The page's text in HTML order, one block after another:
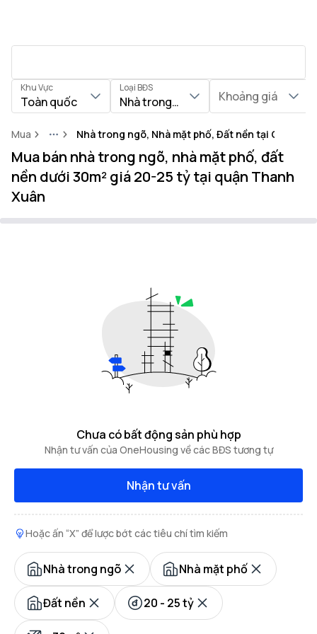
Khu Vực
Toàn quốc
Loại BĐS
Nhà trong ngõ, Nhà mặt phố, Đất nền
Khoảng giá
Mua MoreNhà trong ngõ, Nhà mặt phố, Đất nền tại Quận
Mua bán nhà trong ngõ, nhà mặt phố, đất
nền dưới 30m² giá 20-25 tỷ tại quận Thanh
Xuân
Chưa có bất động sản phù hợp
Nhận tư vấn của OneHousing về các BĐS tương tự
Nhận tư vấn
Hoặc ấn “X” để lược bớt các tiêu chí tìm kiếm
Nhà trong ngõ Nhà mặt phố
Đất nền 20 - 25 tỷ